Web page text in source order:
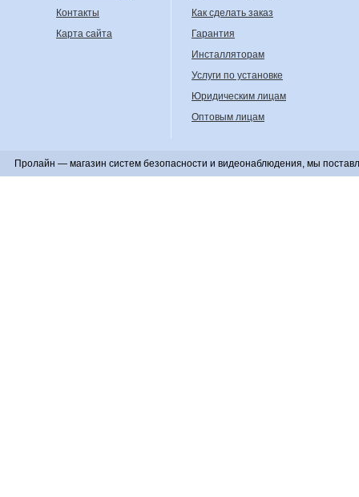
Контакты
Карта сайта
Как сделать заказ
Гарантия
Инсталляторам
Услуги по установке
Юридическим лицам
Оптовым лицам
Пролайн — магазин систем безопасности и видеонаблюдения, мы